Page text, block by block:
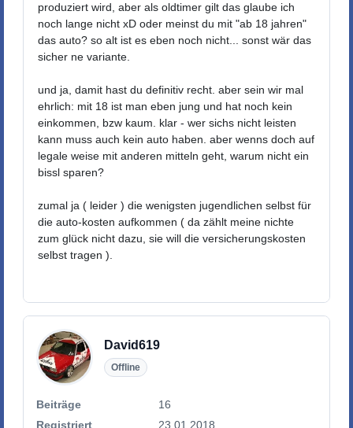
produziert wird, aber als oldtimer gilt das glaube ich
noch lange nicht xD oder meinst du mit "ab 18 jahren"
das auto? so alt ist es eben noch nicht... sonst wär das
sicher ne variante.
und ja, damit hast du definitiv recht. aber sein wir mal
ehrlich: mit 18 ist man eben jung und hat noch kein
einkommen, bzw kaum. klar - wer sichs nicht leisten
kann muss auch kein auto haben. aber wenns doch auf
legale weise mit anderen mitteln geht, warum nicht ein
bissl sparen?
zumal ja ( leider ) die wenigsten jugendlichen selbst für
die auto-kosten aufkommen ( da zählt meine nichte
zum glück nicht dazu, sie will die versicherungskosten
selbst tragen ).
David619
Offline
Beiträge
16
Registriert
23.01.2018